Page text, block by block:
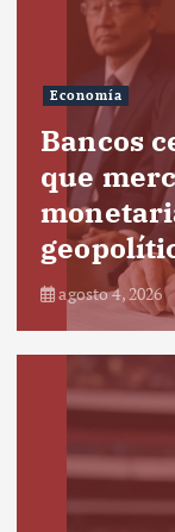
Economía
Bancos
que
agosto 4, 2026